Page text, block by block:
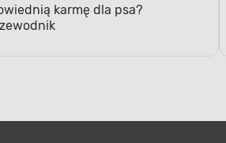
karmę dla psa?